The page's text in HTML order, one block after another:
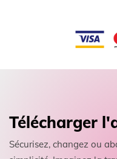
Télécharger
Sécurisez, changez ou